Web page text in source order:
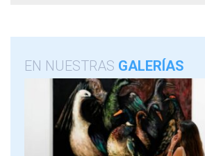
EN NUESTRAS GALERÍAS